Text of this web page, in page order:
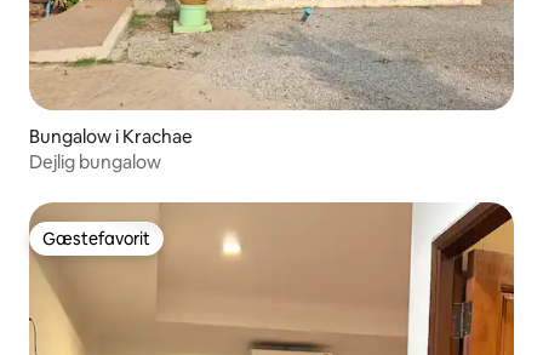
Bungalow i Krachae
Dejlig bungalow
Gæstefavorit
Gæstefavorit